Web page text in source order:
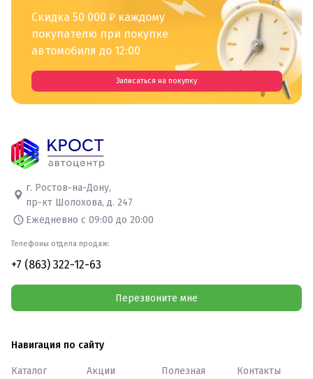
Скидка 50 000 ₽ каждому
покупателю при покупке
автомобиля до 12:00
Записаться на покупку
г. Ростов-на-Дону,
пр-кт Шолохова, д. 247
Ежедневно с 09:00 до 20:00
Телефоны отдела продаж:
+7 (863) 322-12-63
Перезвоните мне
Навигация по сайту
Каталог
Акции
Полезная
Контакты